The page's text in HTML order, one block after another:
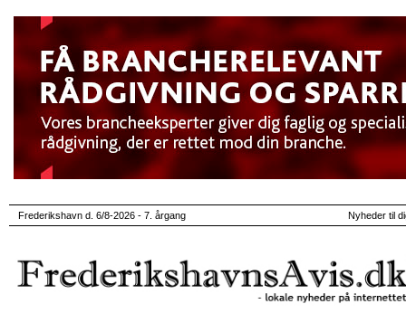
Frederikshavn d. 6/8-2026 - 7. årgang Nyheder til